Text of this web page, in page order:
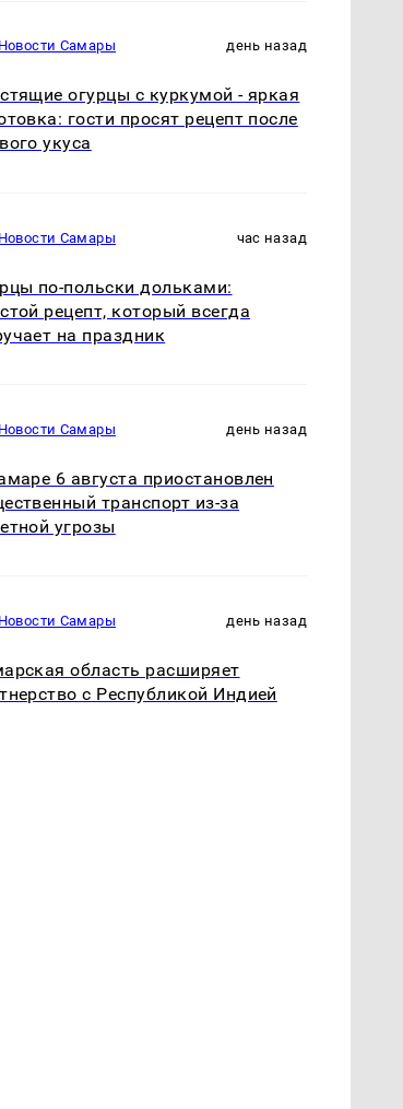
Новости Самары день назад
огурцы с куркумой - яркая
гости просят рецепт после
укуса
Новости Самары час назад
по‑польски дольками:
рецепт, который всегда
на праздник
Новости Самары день назад
6 августа приостановлен
транспорт из-за
угрозы
Новости Самары день назад
область расширяет
с Республикой Индией